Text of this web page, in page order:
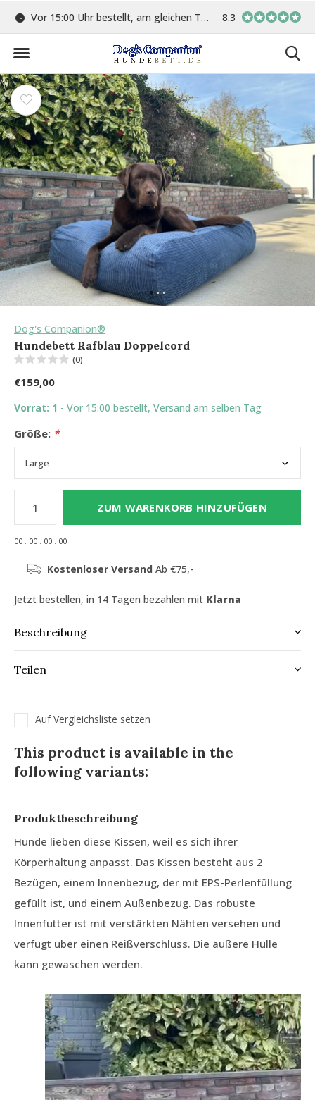
Vor 15:00 Uhr bestellt, am gleichen Tag versand In eigener
8.3
Dog's Companion®
Hundebett Rafblau Doppelcord
(0)
€159,00
Vorrat: 1 - Vor 15:00 bestellt, Versand am selben Tag
Größe: *
ZUM WARENKORB HINZUFÜGEN
00 : 00 : 00 : 00
Kostenloser Versand Ab €75,-
Jetzt bestellen, in 14 Tagen bezahlen mit Klarna
Beschreibung
Teilen
Auf Vergleichsliste setzen
This product is available in the
following variants:
Produktbeschreibung
Hunde lieben diese Kissen, weil es sich ihrer
Körperhaltung anpasst. Das Kissen besteht aus 2
Bezügen, einem Innenbezug, der mit EPS-Perlenfüllung
gefüllt ist, und einem Außenbezug. Das robuste
Innenfutter ist mit verstärkten Nähten versehen und
verfügt über einen Reißverschluss. Die äußere Hülle
kann gewaschen werden.